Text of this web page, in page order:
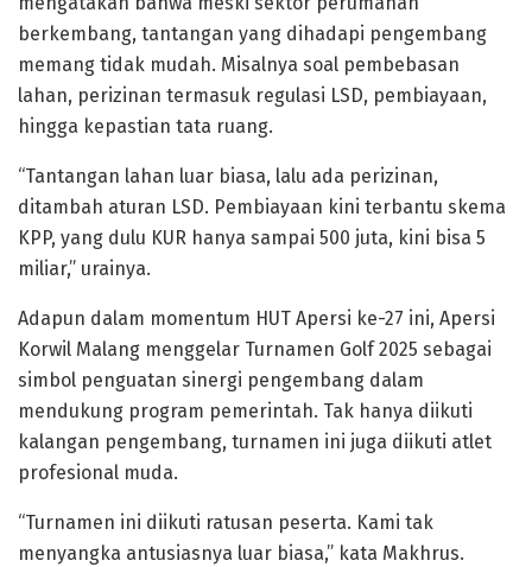
berkembang, tantangan yang dihadapi pengembang
memang tidak mudah. Misalnya soal pembebasan
lahan, perizinan termasuk regulasi LSD, pembiayaan,
hingga kepastian tata ruang.
“Tantangan lahan luar biasa, lalu ada perizinan,
ditambah aturan LSD. Pembiayaan kini terbantu skema
KPP, yang dulu KUR hanya sampai 500 juta, kini bisa 5
miliar,” urainya.
Adapun dalam momentum HUT Apersi ke-27 ini, Apersi
Korwil Malang menggelar Turnamen Golf 2025 sebagai
simbol penguatan sinergi pengembang dalam
mendukung program pemerintah. Tak hanya diikuti
kalangan pengembang, turnamen ini juga diikuti atlet
profesional muda.
“Turnamen ini diikuti ratusan peserta. Kami tak
menyangka antusiasnya luar biasa,” kata Makhrus.